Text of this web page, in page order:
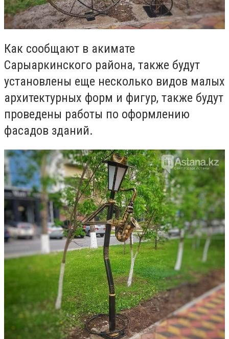
Как сообщают в акимате
Сарыаркинского района, также будут
установлены еще несколько видов малых
архитектурных форм и фигур, также будут
проведены работы по оформлению
фасадов зданий.